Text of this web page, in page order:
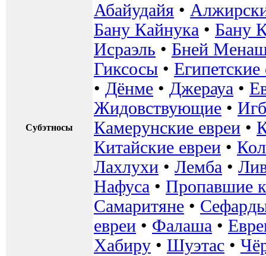
Субэтносы
Абайудайя •
Бану Кайнука • Бану
Исраэль • Бней
Гиксосы • Египетские
• Дёнме • Джерауа •
Жидовствующие •
Камерунские евреи •
Китайские евреи •
Лахлухи • Лемба •
Нафуса • Пропавшие
Самаритяне •
евреи • Фалаша •
Хабиру • Шуэтас •